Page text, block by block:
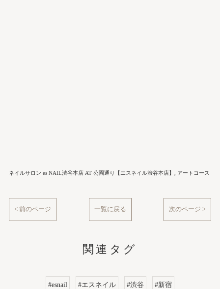
ネイルサロン es NAIL渋谷本店 AT 公園通り【エスネイル渋谷本店】 アートコース
< 前のページ 一覧に戻る 次のページ >
関連タグ
#esnail #エスネイル #渋谷 #新宿